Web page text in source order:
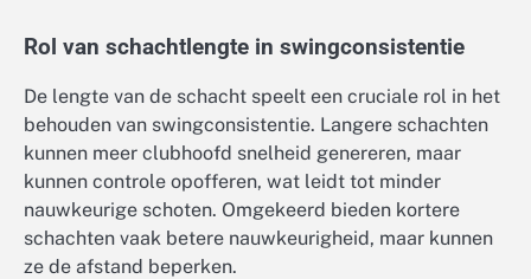
Rol van schachtlengte in swingconsistentie
De lengte van de schacht speelt een cruciale rol in het
behouden van swingconsistentie. Langere schachten
kunnen meer clubhoofd snelheid genereren, maar
kunnen controle opofferen, wat leidt tot minder
nauwkeurige schoten. Omgekeerd bieden kortere
schachten vaak betere nauwkeurigheid, maar kunnen
ze de afstand beperken.